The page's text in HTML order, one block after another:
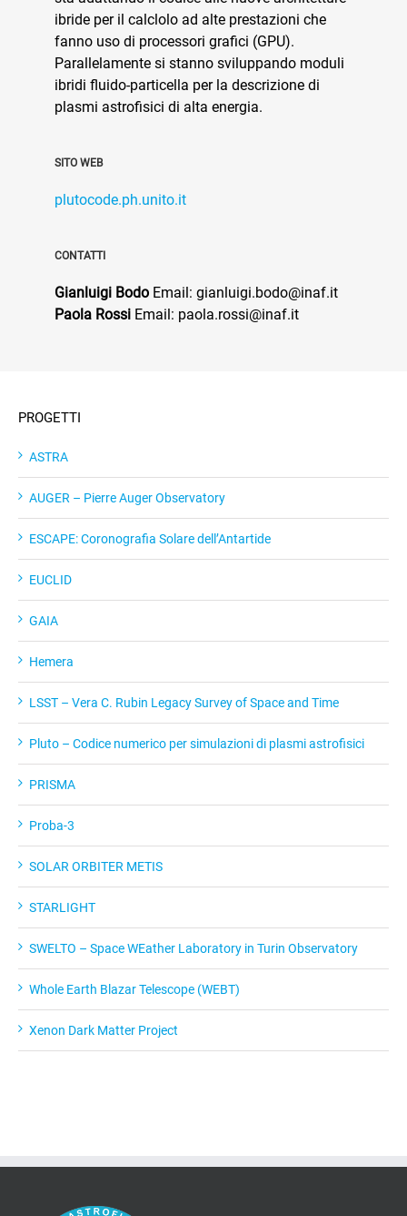
ibride per il calclolo ad alte prestazioni che
fanno uso di processori grafici (GPU).
Parallelamente si stanno sviluppando moduli
ibridi fluido-particella per la descrizione di
plasmi astrofisici di alta energia.
SITO WEB
plutocode.ph.unito.it
CONTATTI
Gianluigi Bodo Email: gianluigi.bodo@inaf.it
Paola Rossi Email: paola.rossi@inaf.it
PROGETTI
ASTRA
AUGER – Pierre Auger Observatory
ESCAPE: Coronografia Solare dell’Antartide
EUCLID
GAIA
Hemera
LSST – Vera C. Rubin Legacy Survey of Space and Time
Pluto – Codice numerico per simulazioni di plasmi astrofisici
PRISMA
Proba-3
SOLAR ORBITER METIS
STARLIGHT
SWELTO – Space WEather Laboratory in Turin Observatory
Whole Earth Blazar Telescope (WEBT)
Xenon Dark Matter Project